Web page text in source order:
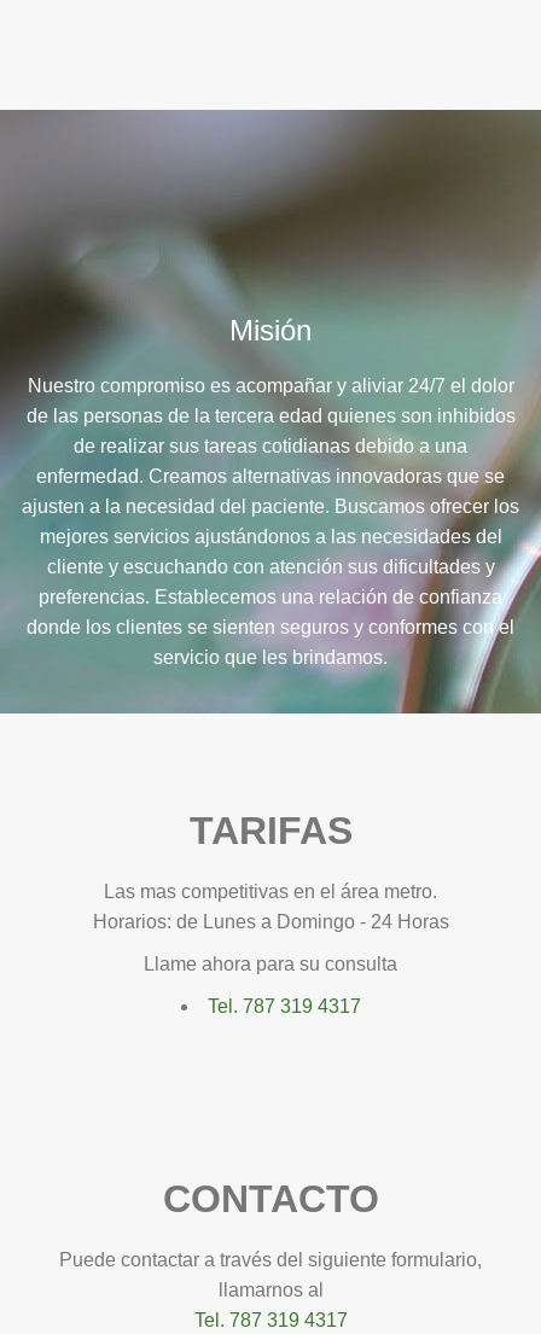
Misión
Nuestro compromiso es acompañar y aliviar 24/7 el dolor
de las personas de la tercera edad quienes son inhibidos
de realizar sus tareas cotidianas debido a una
enfermedad. Creamos alternativas innovadoras que se
ajusten a la necesidad del paciente. Buscamos ofrecer los
mejores servicios ajustándonos a las necesidades del
cliente y escuchando con atención sus dificultades y
preferencias. Establecemos una relación de confianza
donde los clientes se sienten seguros y conformes con el
servicio que les brindamos.
TARIFAS
Las mas competitivas en el área metro.
Horarios: de Lunes a Domingo - 24 Horas
Llame ahora para su consulta
Tel. 787 319 4317
CONTACTO
Puede contactar a través del siguiente formulario,
llamarnos al
Tel. 787 319 4317